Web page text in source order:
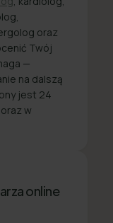
oraz
Twój
—
na dalszą
jest 24
w
online